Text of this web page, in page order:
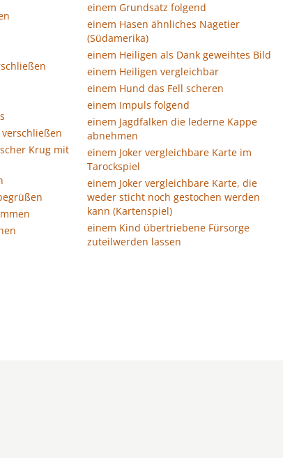
Krug mit
einem Grundsatz folgend
einem Hasen ähnliches Nagetier
(Südamerika)
einem Heiligen als Dank geweihtes Bild
einem Heiligen vergleichbar
einem Hund das Fell scheren
einem Impuls folgend
einem Jagdfalken die lederne Kappe
abnehmen
einem Joker vergleichbare Karte im
Tarockspiel
einem Joker vergleichbare Karte, die
weder sticht noch gestochen werden
kann (Kartenspiel)
einem Kind übertriebene Fürsorge
zuteilwerden lassen